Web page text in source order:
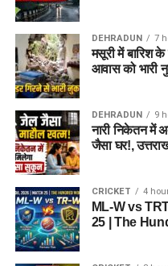
DEHRADUN 7
मसूरी में बारिश के
आवास को भारी
DEHRADUN 9
नारी निकेतन में
जैसा घर!,
CRICKET 4
ML-W vs
25 | The